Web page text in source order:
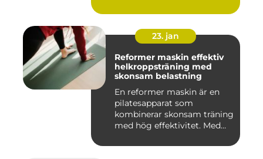
23. jan
Reformer maskin effektiv
helkroppsträning med
skonsam belastning
En reformer maskin är en
pilatesapparat som
kombinerar skonsam träning
med hög effektivitet. Med